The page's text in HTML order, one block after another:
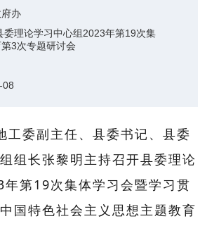
办
委理论学习中心组2023年第19次集
3次专题研讨会
08
工委副主任、县委书记、县委
组长张黎明主持召开县委理论
年第19次集体学习会暨学习贯
国特色社会主义思想主题教育